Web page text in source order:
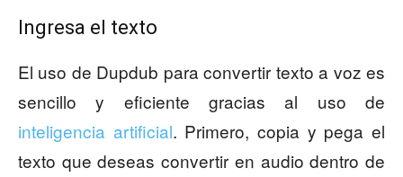
Ingresa el texto
El uso de Dupdub para convertir texto a voz es
sencillo y eficiente gracias al uso de
inteligencia artificial. Primero, copia y pega el
texto que deseas convertir en audio dentro de